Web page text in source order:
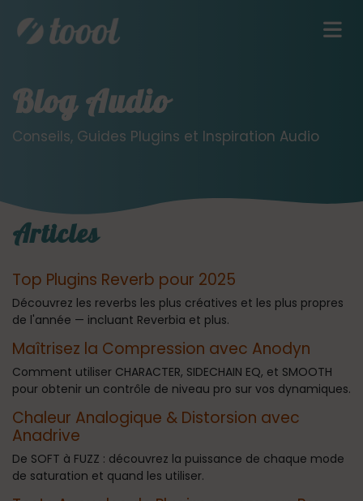
Blog Audio
Conseils, Guides Plugins et Inspiration Audio
Articles
Top Plugins Reverb pour 2025
Découvrez les reverbs les plus créatives et les plus propres
de l'année — incluant Reverbia et plus.
Maîtrisez la Compression avec Anodyn
Comment utiliser CHARACTER, SIDECHAIN EQ, et SMOOTH
pour obtenir un contrôle de niveau pro sur vos dynamiques.
Chaleur Analogique & Distorsion avec
Anadrive
De SOFT à FUZZ : découvrez la puissance de chaque mode
de saturation et quand les utiliser.